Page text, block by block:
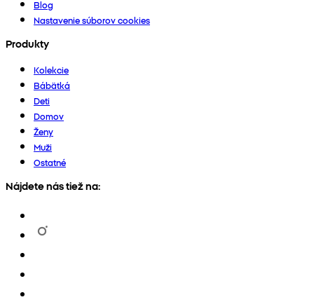
Blog
Nastavenie súborov cookies
Produkty
Kolekcie
Bábätká
Deti
Domov
Ženy
Muži
Ostatné
Nájdete nás tiež na: